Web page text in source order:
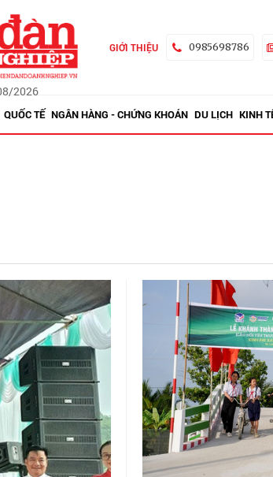
2026
GIỚI THIỆU 0985698786
QUỐC TẾ NGÂN HÀNG - CHỨNG KHOÁN DU LỊCH KINH